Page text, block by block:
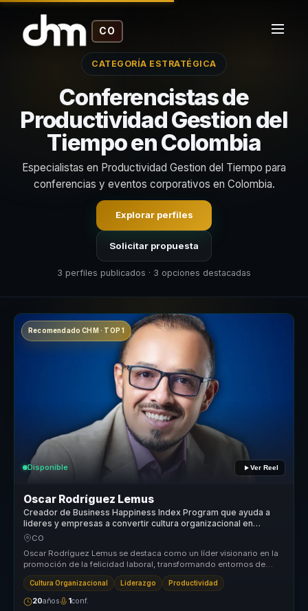
CO
CATEGORÍA ESTRATÉGICA
Conferencistas de
Productividad Gestion del
Tiempo en Colombia
Especialistas en Productividad Gestion del Tiempo para
conferencias y eventos corporativos en Colombia.
Explorar perfiles
Solicitar propuesta
3 perfiles publicados · 3 opciones destacadas
Recomendado CHM · TOP 1
Disponible Ver Reel
Oscar Rodríguez Lemus
Creador de Business Happiness Index Program que ayuda a
lideres y empresas a convertir cultura organizacional en
productividad, cohesion y bienestar laboral.
CO
Oscar Rodríguez Lemus se destaca como un líder visionario en la
promoción de la felicidad laboral, transformando entornos de
trabajo en á...
Cultura Organizacional Liderazgo Productividad
20años 1conf.